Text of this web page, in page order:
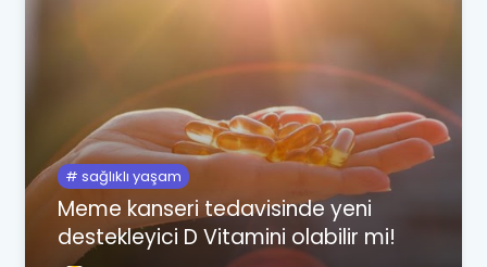
sağlıklı yaşam
Meme kanseri tedavisinde yeni
destekleyici D Vitamini olabilir mi!